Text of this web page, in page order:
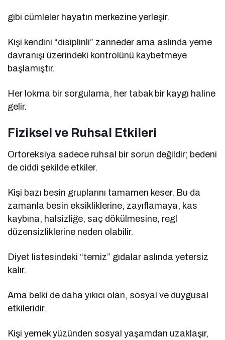
gibi cümleler hayatın merkezine yerleşir.
Kişi kendini “disiplinli” zanneder ama aslında yeme
davranışı üzerindeki kontrolünü kaybetmeye
başlamıştır.
Her lokma bir sorgulama, her tabak bir kaygı haline
gelir.
Fiziksel ve Ruhsal Etkileri
Ortoreksiya sadece ruhsal bir sorun değildir; bedeni
de ciddi şekilde etkiler.
Kişi bazı besin gruplarını tamamen keser. Bu da
zamanla besin eksikliklerine, zayıflamaya, kas
kaybına, halsizliğe, saç dökülmesine, regl
düzensizliklerine neden olabilir.
Diyet listesindeki “temiz” gıdalar aslında yetersiz
kalır.
Ama belki de daha yıkıcı olan, sosyal ve duygusal
etkileridir.
Kişi yemek yüzünden sosyal yaşamdan uzaklaşır,